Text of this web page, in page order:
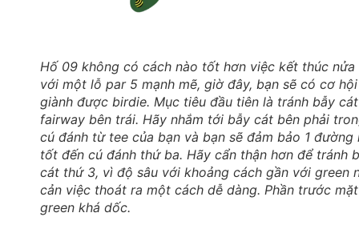
Hố 09 không có cách nào tốt hơn việc kết thúc nửa
với một lỗ par 5 mạnh mẽ, giờ đây, bạn sẽ có cơ hội
giành được birdie. Mục tiêu đầu tiên là tránh bẫy cát
fairway bên trái. Hãy nhắm tới bẫy cát bên phải
cú đánh từ tee của bạn và bạn sẽ đảm bảo 1 đường
tốt đến cú đánh thứ ba. Hãy cẩn thận hơn để tránh
cát thứ 3, vì độ sâu với khoảng cách gần với green
cản việc thoát ra một cách dễ dàng. Phần trước mặt
green khá dốc.